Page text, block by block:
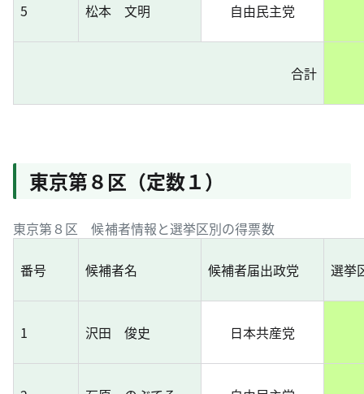
5 松本 文明 自由民主党
合計
東京第８区（定数１）
東京第８区 候補者情報と選挙区別の得票数
番号 候補者名 候補者届出政党 選挙
1 沢田 俊史 日本共産党